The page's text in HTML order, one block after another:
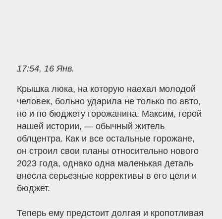
17:54, 16 Янв.
Крышка люка, на которую наехал молодой
человек, больно ударила не только по авто,
но и по бюджету горожанина. Максим, герой
нашей истории, — обычный житель
облцентра. Как и все остальные горожане,
он строил свои планы относительно нового
2023 года, однако одна маленькая деталь
внесла серьезные коррективы в его цели и
бюджет.
Теперь ему предстоит долгая и кропотливая